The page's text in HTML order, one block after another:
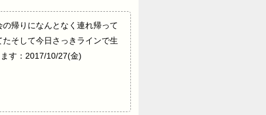
帰りになんとなく連れ帰って
そして今日さっきラインで生
す：2017/10/27(金)